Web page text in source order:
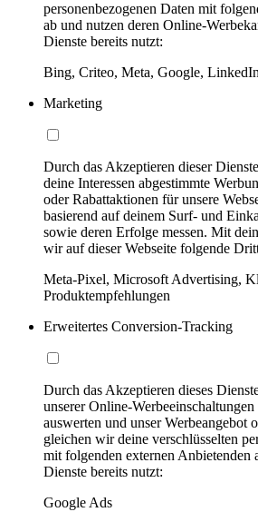
personenbezogenen Daten mit
ab und nutzen deren Online-
Dienste bereits nutzt:
Bing, Criteo, Meta, Google,
Marketing
Durch das Akzeptieren dieser
deine Interessen abgestimmte
oder Rabattaktionen für unsere
basierend auf deinem Surf- und
sowie deren Erfolge messen. Mit
wir auf dieser Webseite folgende
Meta-Pixel, Microsoft Advertising,
Produktempfehlungen
Erweitertes Conversion-Tracking
Durch das Akzeptieren dieses
unserer Online-
auswerten und unser Werbeangebot
gleichen wir deine verschlüsselten
mit folgenden externen Anbietenden
Dienste bereits nutzt:
Google Ads